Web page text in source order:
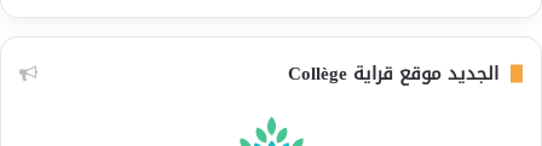
الجديد موقع قراية Collège